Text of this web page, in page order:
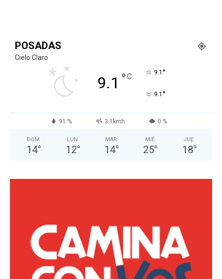
POSADAS
Cielo Claro
9.1 °C 9.1 °
9.1 °
91 % 3.1kmh 0 %
DOM
14°
LUN
12°
MAR
14°
MIÉ
25°
JUE
18°